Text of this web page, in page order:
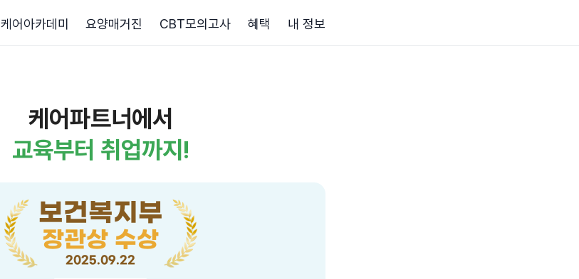
케어아카데미 요양매거진 CBT모의고사 혜택 내 정보
케어파트너에서
교육부터 취업까지!
보건복지부
장관상 수상
2025.09.22